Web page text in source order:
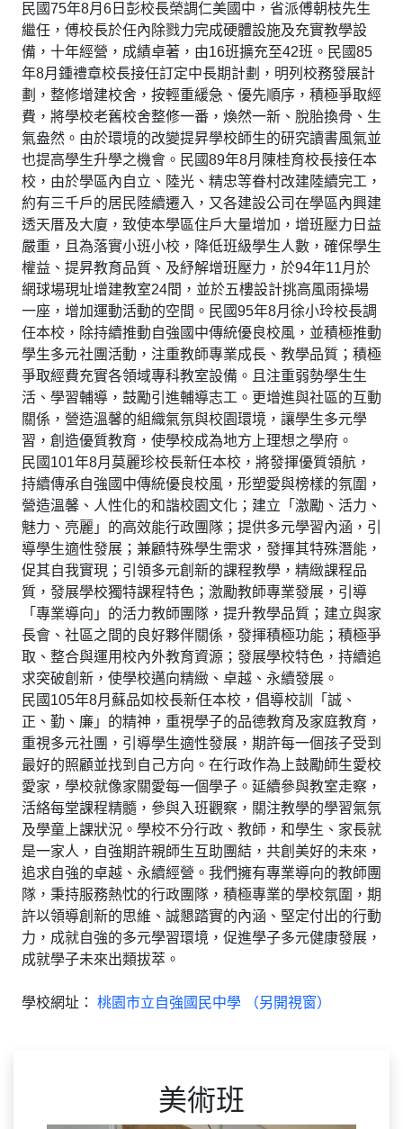
民國75年8月6日彭校長榮調仁美國中，省派傅朝枝先生
繼任，傅校長於任內除戮力完成硬體設施及充實教學設
備，十年經營，成績卓著，由16班擴充至42班。民國85
年8月鍾禮章校長接任訂定中長期計劃，明列校務發展計
劃，整修增建校舍，按輕重緩急、優先順序，積極爭取經
費，將學校老舊校舍整修一番，煥然一新、脫胎換骨、生
氣盎然。由於環境的改變提昇學校師生的研究讀書風氣並
也提高學生升學之機會。民國89年8月陳桂育校長接任本
校，由於學區內自立、陸光、精忠等眷村改建陸續完工，
約有三千戶的居民陸續遷入，又各建設公司在學區內興建
透天厝及大廈，致使本學區住戶大量增加，增班壓力日益
嚴重，且為落實小班小校，降低班級學生人數，確保學生
權益、提昇教育品質、及紓解增班壓力，於94年11月於
網球場現址增建教室24間，並於五樓設計挑高風雨操場
一座，增加運動活動的空間。民國95年8月徐小玲校長調
任本校，除持續推動自強國中傳統優良校風，並積極推動
學生多元社團活動，注重教師專業成長、教學品質；積極
爭取經費充實各領域專科教室設備。且注重弱勢學生生
活、學習輔導，鼓勵引進輔導志工。更增進與社區的互動
關係，營造溫馨的組織氣氛與校園環境，讓學生多元學
習，創造優質教育，使學校成為地方上理想之學府。
民國101年8月莫麗珍校長新任本校，將發揮優質領航，
持續傳承自強國中傳統優良校風，形塑愛與榜樣的氛圍，
營造溫馨、人性化的和諧校園文化；建立「激勵、活力、
魅力、亮麗」的高效能行政團隊；提供多元學習內涵，引
導學生適性發展；兼顧特殊學生需求，發揮其特殊潛能，
促其自我實現；引領多元創新的課程教學，精緻課程品
質，發展學校獨特課程特色；激勵教師專業發展，引導
「專業導向」的活力教師團隊，提升教學品質；建立與家
長會、社區之間的良好夥伴關係，發揮積極功能；積極爭
取、整合與運用校內外教育資源；發展學校特色，持續追
求突破創新，使學校邁向精緻、卓越、永續發展。
民國105年8月蘇品如校長新仼本校，倡導校訓「誠、
正、勤、廉」的精神，重視學子的品德教育及家庭教育，
重視多元社團，引導學生適性發展，期許每一個孩子受到
最好的照顧並找到自己方向。在行政作為上鼓勵師生愛校
愛家，學校就像家關愛每一個學子。延續參與教室走察，
活絡每堂課程精髓，參與入班觀察，關注教學的學習氣氛
及學童上課狀況。學校不分行政、教師，和學生、家長就
是一家人，自強期許親師生互助團結，共創美好的未來，
追求自強的卓越、永續經營。我們擁有專業導向的教師團
隊，秉持服務熱忱的行政團隊，積極專業的學校氛圍，期
許以領導創新的思維、誠懇踏實的內涵、堅定付出的行動
力，成就自強的多元學習環境，促進學子多元健康發展，
成就學子未來出類拔萃。
學校網址： 桃園市立自強國民中學 （另開視窗）
美術班